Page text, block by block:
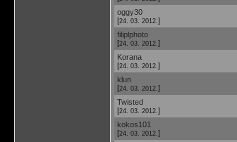
oggy30
[24. 03. 2012. ]
filiplphoto
[24. 03. 2012. ]
Korana
[24. 03. 2012. ]
klun
[24. 03. 2012. ]
Twisted
[24. 03. 2012. ]
kokos101
[24. 03. 2012. ]